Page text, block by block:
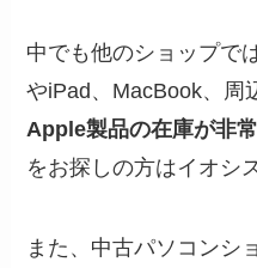
中でも他のショップで
やiPad、MacBook、周
Apple製品の在庫が非
をお探しの方はイオシ
また、中古パソコンシ